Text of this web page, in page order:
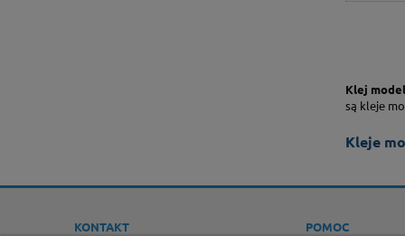
Klej
są kleje
Kleje
KONTAKT POMOC